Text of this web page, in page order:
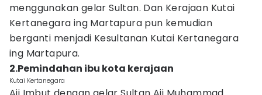
menggunakan gelar Sultan. Dan Kerajaan Kutai
Kertanegara ing Martapura pun kemudian
berganti menjadi Kesultanan Kutai Kertanegara
ing Martapura.
2.Pemindahan ibu kota kerajaan
Kutai Kertanegara